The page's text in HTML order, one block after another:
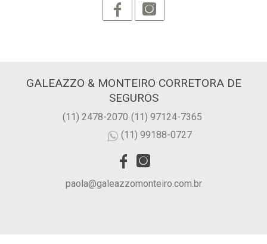
GALEAZZO & MONTEIRO CORRETORA DE
SEGUROS
(11) 2478-2070 (11) 97124-7365
(11) 99188-0727
paola@galeazzomonteiro.com.br